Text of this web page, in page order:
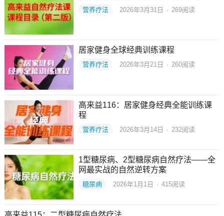
营养疗法 2026年3月31日 · 269阅读
居家健身全球经典训练课程
营养疗法 2026年3月21日 · 260阅读
高来益116：居家健身经典全能训练课
程
营养疗法 2026年3月14日 · 232阅读
1型糖尿病、2型糖尿病自然疗法——全
网最实战的自然逆转方案
糖尿病 2026年1月1日 · 415阅读